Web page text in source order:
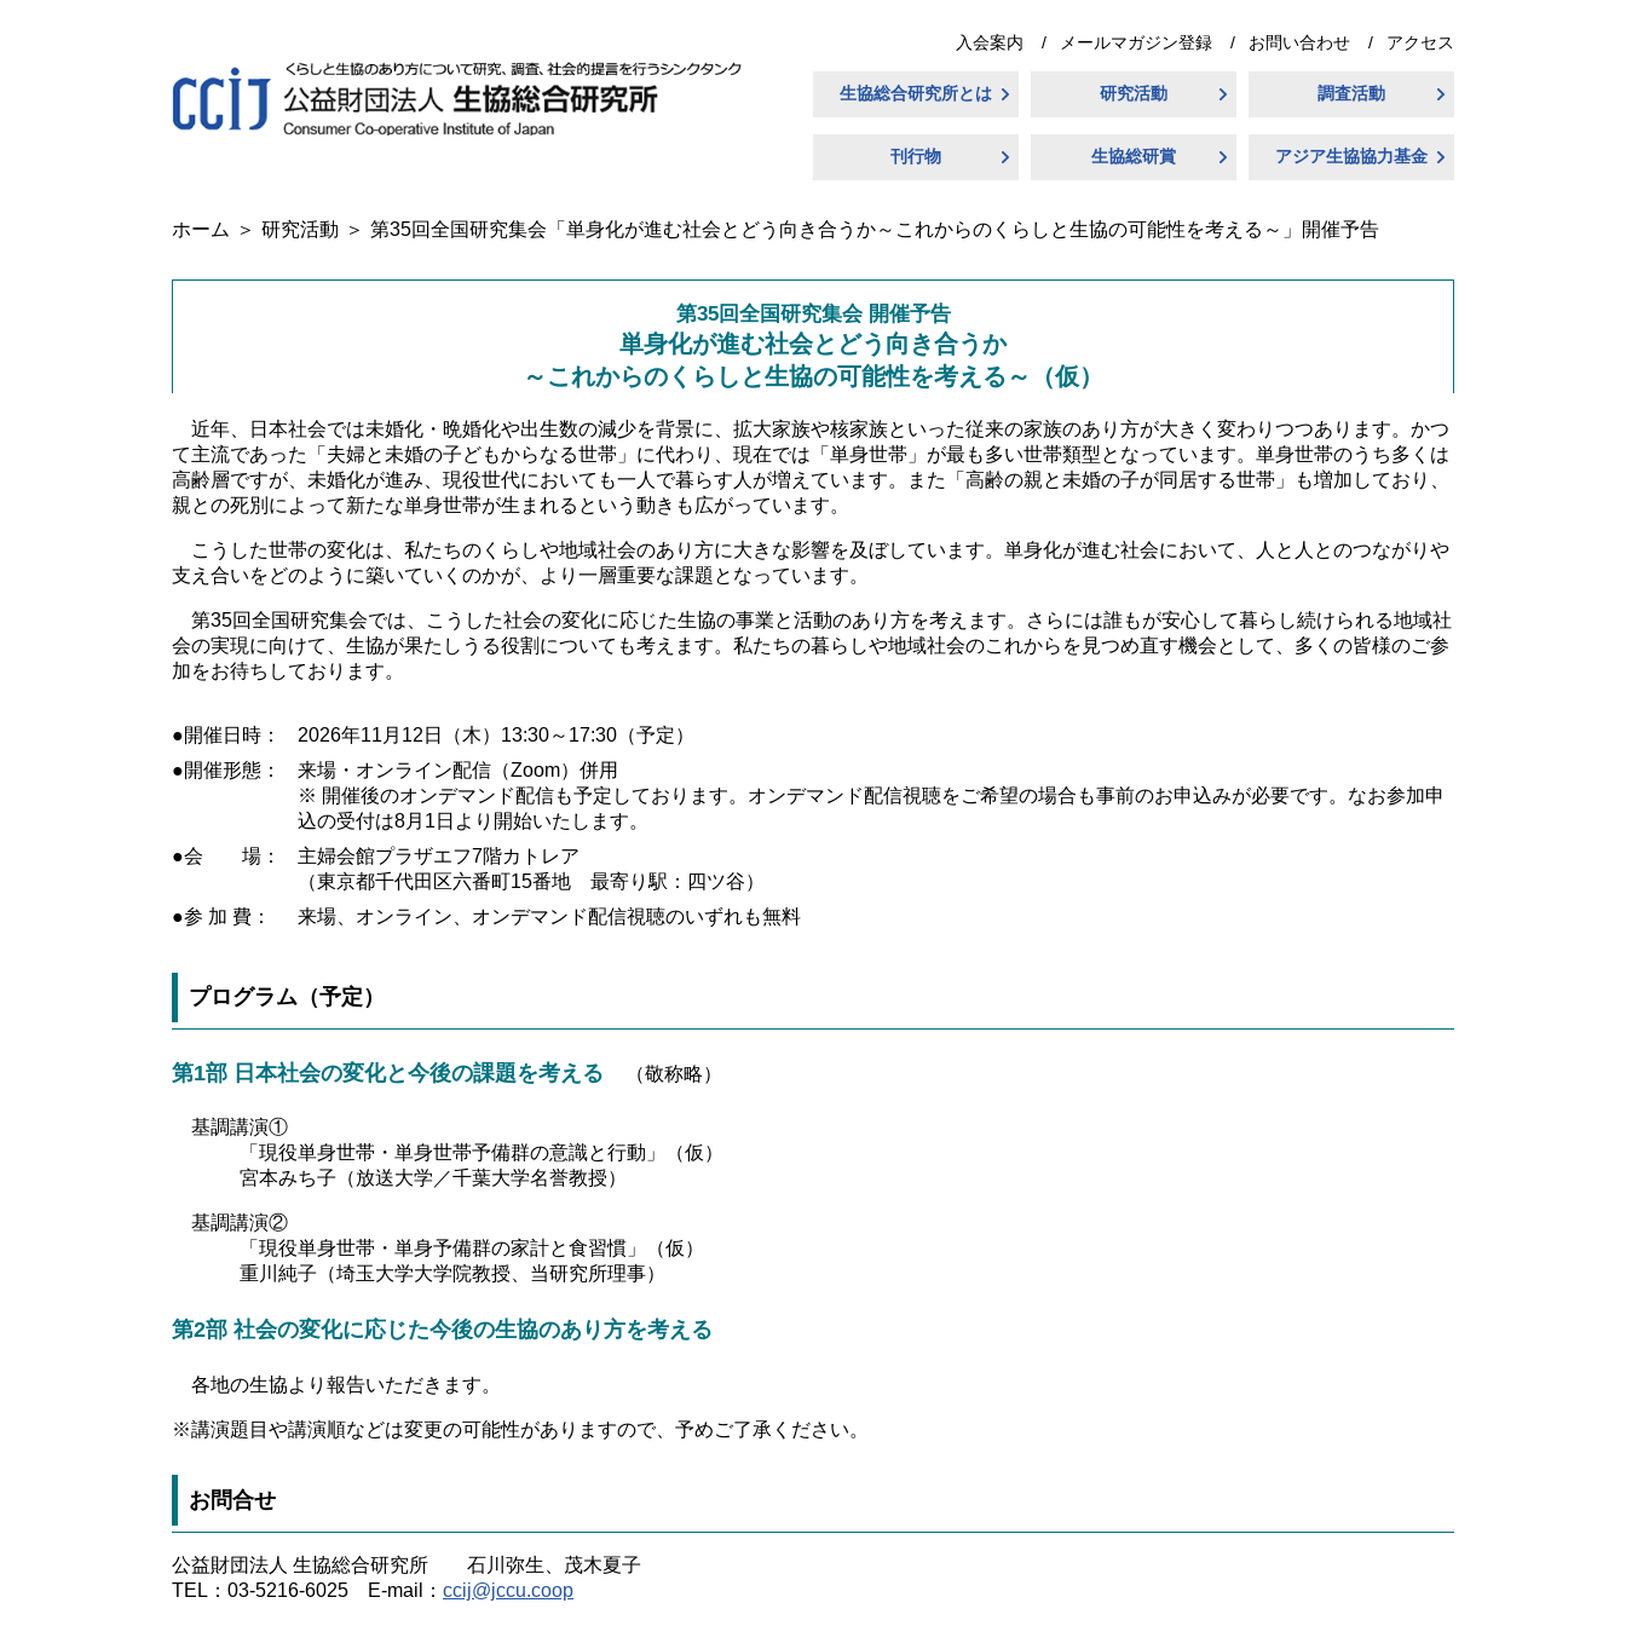
入会案内 メールマガジン登録 お問い合わせ アクセス
生協総合研究所とは 研究活動 調査活動
刊行物 生協総研賞 アジア生協協力基金
ホーム 研究活動 第35回全国研究集会「単身化が進む社会とどう向き合うか～これからのくらしと生協の可能性を考える～」開催予告
第35回全国研究集会 開催予告
単身化が進む社会とどう向き合うか
～これからのくらしと生協の可能性を考える～（仮）
近年、日本社会では未婚化・晩婚化や出生数の減少を背景に、拡大家族や核家族といった従来の家族のあり方が大きく変わりつつあります。かつ
て主流であった「夫婦と未婚の子どもからなる世帯」に代わり、現在では「単身世帯」が最も多い世帯類型となっています。単身世帯のうち多くは
高齢層ですが、未婚化が進み、現役世代においても一人で暮らす人が増えています。また「高齢の親と未婚の子が同居する世帯」も増加しており、
親との死別によって新たな単身世帯が生まれるという動きも広がっています。
こうした世帯の変化は、私たちのくらしや地域社会のあり方に大きな影響を及ぼしています。単身化が進む社会において、人と人とのつながりや
支え合いをどのように築いていくのかが、より一層重要な課題となっています。
第35回全国研究集会では、こうした社会の変化に応じた生協の事業と活動のあり方を考えます。さらには誰もが安心して暮らし続けられる地域社
会の実現に向けて、生協が果たしうる役割についても考えます。私たちの暮らしや地域社会のこれからを見つめ直す機会として、多くの皆様のご参
加をお待ちしております。
●開催日時：
2026年11月12日（木）13:30～17:30（予定）
●開催形態：
来場・オンライン配信（Zoom）併用
※ 開催後のオンデマンド配信も予定しております。オンデマンド配信視聴をご希望の場合も事前のお申込みが必要です。なお参加申
込の受付は8月1日より開始いたします。
●会 場：
主婦会館プラザエフ7階カトレア
（東京都千代田区六番町15番地 最寄り駅：四ツ谷）
●参 加 費：
来場、オンライン、オンデマンド配信視聴のいずれも無料
プログラム（予定）
第1部 日本社会の変化と今後の課題を考える （敬称略）
基調講演①
「現役単身世帯・単身世帯予備群の意識と行動」（仮）
宮本みち子（放送大学／千葉大学名誉教授）
基調講演②
「現役単身世帯・単身予備群の家計と食習慣」（仮）
重川純子（埼玉大学大学院教授、当研究所理事）
第2部 社会の変化に応じた今後の生協のあり方を考える
各地の生協より報告いただきます。
※講演題目や講演順などは変更の可能性がありますので、予めご了承ください。
お問合せ
公益財団法人 生協総合研究所 石川弥生、茂木夏子
TEL：03-5216-6025 E-mail： ccij@jccu.coop